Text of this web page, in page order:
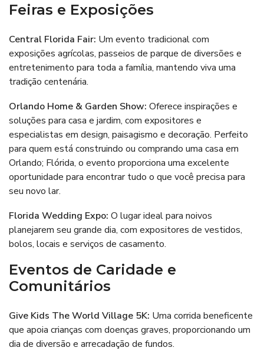
Feiras e Exposições
Central Florida Fair: Um evento tradicional com
exposições agrícolas, passeios de parque de diversões e
entretenimento para toda a família, mantendo viva uma
tradição centenária.
Orlando Home & Garden Show: Oferece inspirações e
soluções para casa e jardim, com expositores e
especialistas em design, paisagismo e decoração. Perfeito
para quem está construindo ou comprando uma casa em
Orlando; Flórida, o evento proporciona uma excelente
oportunidade para encontrar tudo o que você precisa para
seu novo lar.
Florida Wedding Expo: O lugar ideal para noivos
planejarem seu grande dia, com expositores de vestidos,
bolos, locais e serviços de casamento.
Eventos de Caridade e
Comunitários
Give Kids The World Village 5K: Uma corrida beneficente
que apoia crianças com doenças graves, proporcionando um
dia de diversão e arrecadação de fundos.